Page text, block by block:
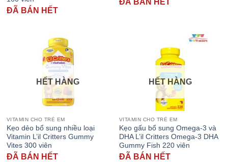
ĐÃ BÁN HẾT
HẾT HÀNG
VITAMIN CHO TRẺ EM
Kẹo dẻo bổ sung nhiều loại
Vitamin L’il Critters Gummy
Vites 300 viên
ĐÃ BÁN HẾT
HẾT HÀNG
VITAMIN CHO TRẺ EM
Kẹo gấu bổ sung Omega-3 và
DHA L’il Critters Omega-3 DHA
Gummy Fish 220 viên
ĐÃ BÁN HẾT